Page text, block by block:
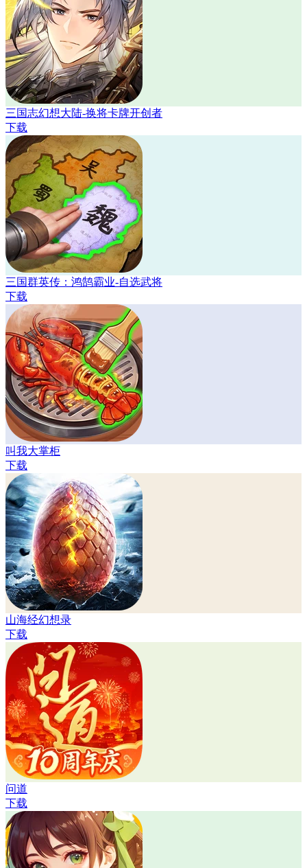
三国志幻想大陆-换将卡牌开创者
下载
三国群英传：鸿鹄霸业-自选武将
下载
叫我大掌柜
下载
山海经幻想录
下载
问道
下载